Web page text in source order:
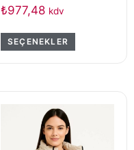
₺977,48 kdv
SEÇENEKLER